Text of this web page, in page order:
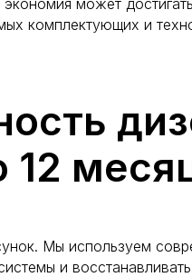
может
комплектующих и
12
Мы используем
и